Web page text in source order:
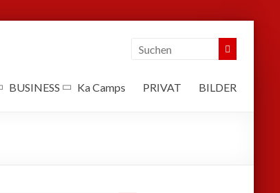
BUSINESS Ka Camps PRIVAT BILDER